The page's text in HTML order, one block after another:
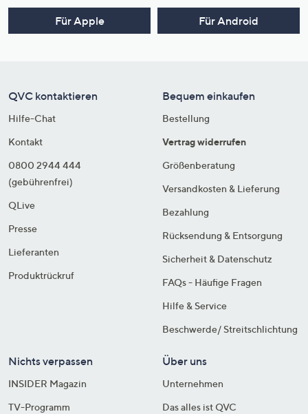
Für Apple Für Android
QVC kontaktieren
Hilfe-Chat
Kontakt
0800 2944 444
(gebührenfrei)
QLive
Presse
Lieferanten
Produktrückruf
Bequem einkaufen
Bestellung
Vertrag widerrufen
Größenberatung
Versandkosten & Lieferung
Bezahlung
Rücksendung & Entsorgung
Sicherheit & Datenschutz
FAQs - Häufige Fragen
Hilfe & Service
Beschwerde/ Streitschlichtung
Nichts verpassen
INSIDER Magazin
TV-Programm
Über uns
Unternehmen
Das alles ist QVC